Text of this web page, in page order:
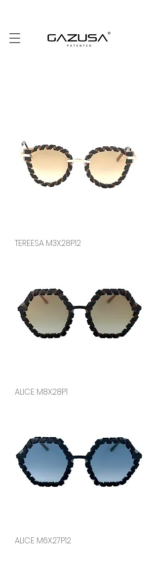
TEREESA M3X28P12
ALICE M8X28P1
ALICE M6X27P12